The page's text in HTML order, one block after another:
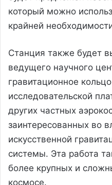
который можно
крайней
Станция также будет
ведущего научного
гравитационное
исследовательской
других частных
заинтересованных во
искусственной
системы. Эта работа
более крупных и
космосе.